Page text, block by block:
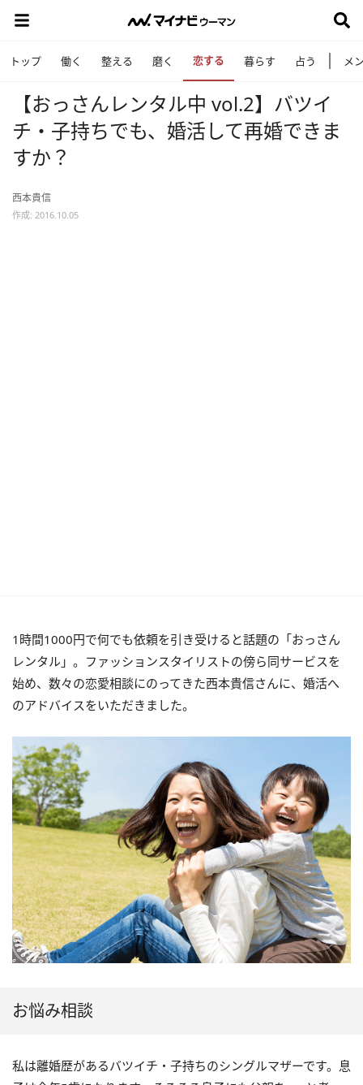
トップ 働く 整える 磨く 恋する 暮らす 占う メ
【おっさんレンタル中 vol.2】バツイ
チ・子持ちでも、婚活して再婚できま
すか？
西本貴信
作成: 2016.10.05
1時間1000円で何でも依頼を引き受けると話題の「おっさん
レンタル」。ファッションスタイリストの傍ら同サービスを
始め、数々の恋愛相談にのってきた西本貴信さんに、婚活へ
のアドバイスをいただきました。
お悩み相談
私は離婚歴があるバツイチ・子持ちのシングルマザーです。息